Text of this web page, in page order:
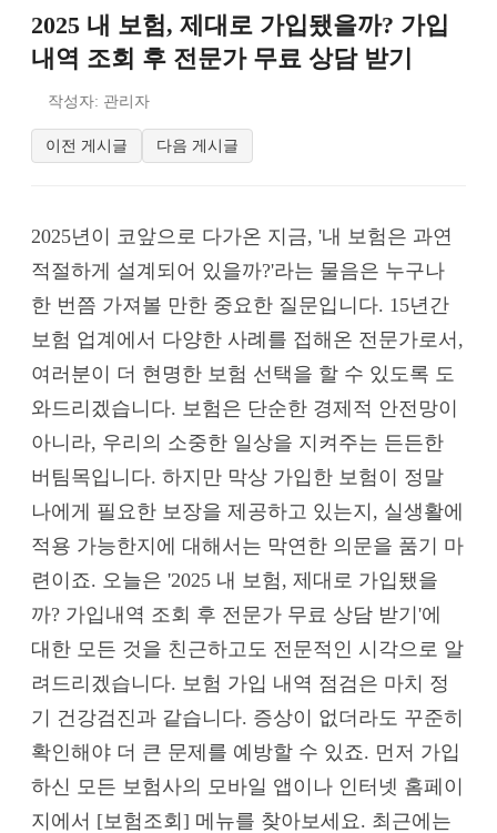
2025 내 보험, 제대로 가입됐을까? 가입
내역 조회 후 전문가 무료 상담 받기
작성자: 관리자
이전 게시글 다음 게시글
2025년이 코앞으로 다가온 지금, '내 보험은 과연
적절하게 설계되어 있을까?'라는 물음은 누구나
한 번쯤 가져볼 만한 중요한 질문입니다. 15년간
보험 업계에서 다양한 사례를 접해온 전문가로서,
여러분이 더 현명한 보험 선택을 할 수 있도록 도
와드리겠습니다. 보험은 단순한 경제적 안전망이
아니라, 우리의 소중한 일상을 지켜주는 든든한
버팀목입니다. 하지만 막상 가입한 보험이 정말
나에게 필요한 보장을 제공하고 있는지, 실생활에
적용 가능한지에 대해서는 막연한 의문을 품기 마
련이죠. 오늘은 '2025 내 보험, 제대로 가입됐을
까? 가입내역 조회 후 전문가 무료 상담 받기'에
대한 모든 것을 친근하고도 전문적인 시각으로 알
려드리겠습니다. 보험 가입 내역 점검은 마치 정
기 건강검진과 같습니다. 증상이 없더라도 꾸준히
확인해야 더 큰 문제를 예방할 수 있죠. 먼저 가입
하신 모든 보험사의 모바일 앱이나 인터넷 홈페이
지에서 [보험조회] 메뉴를 찾아보세요. 최근에는